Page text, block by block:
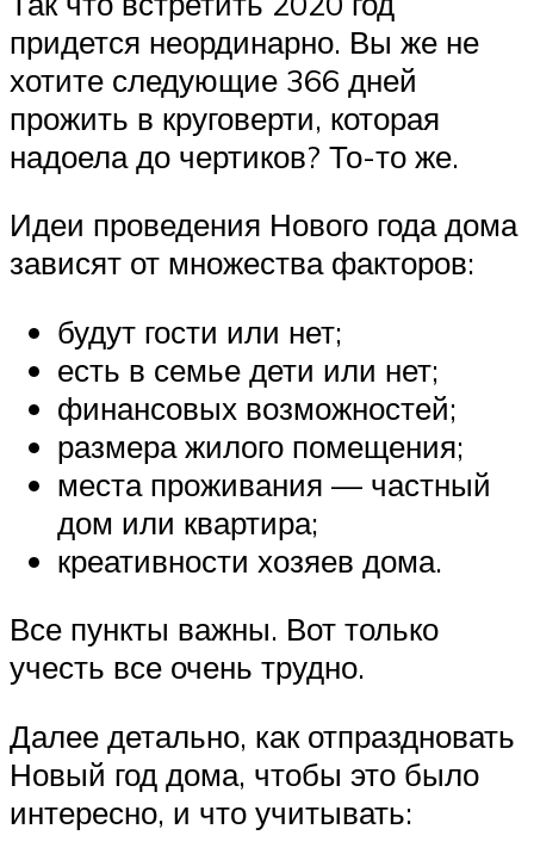
придется неординарно. Вы же не
хотите следующие 366 дней
прожить в круговерти, которая
надоела до чертиков? То-то же.
Идеи проведения Нового года дома
зависят от множества факторов:
будут гости или нет;
есть в семье дети или нет;
финансовых возможностей;
размера жилого помещения;
места проживания — частный
дом или квартира;
креативности хозяев дома.
Все пункты важны. Вот только
учесть все очень трудно.
Далее детально, как отпраздновать
Новый год дома, чтобы это было
интересно, и что учитывать: